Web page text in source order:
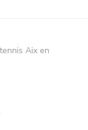
Aix en